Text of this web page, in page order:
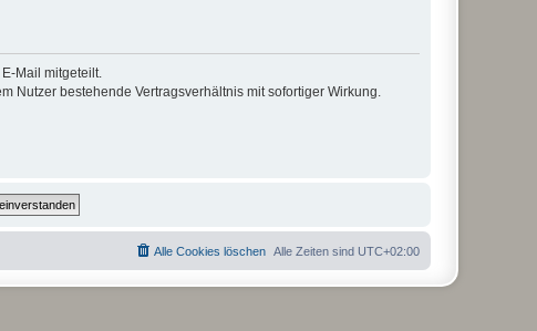
Mail mitgeteilt.
Nutzer bestehende Vertragsverhältnis mit sofortiger Wirkung.
Alle Zeiten sind UTC+02:00
Alle Cookies löschen